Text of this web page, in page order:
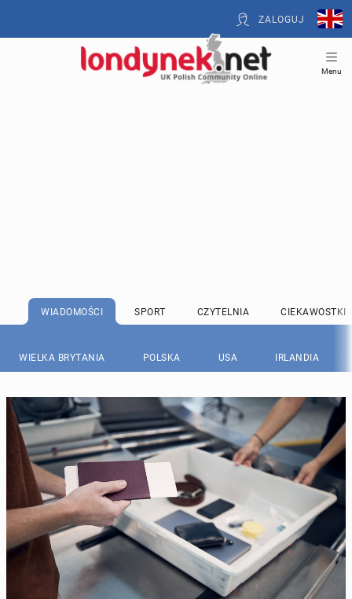
ZALOGUJ
Menu
WIADOMOŚCI SPORT CZYTELNIA CIEKAWOSTKI
WIELKA BRYTANIA POLSKA USA IRLANDIA